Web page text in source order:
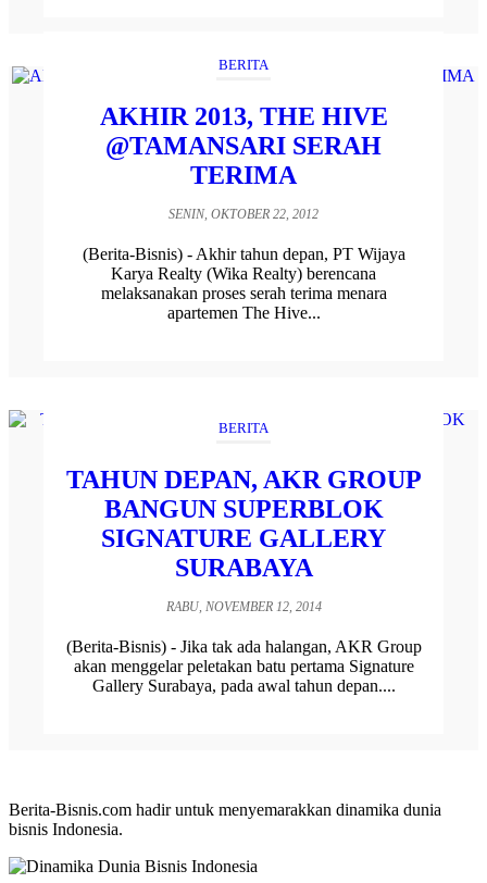
BERITA
AKHIR 2013, THE HIVE
@TAMANSARI SERAH
TERIMA
SENIN, OKTOBER 22, 2012
(Berita-Bisnis) - Akhir tahun depan, PT Wijaya
Karya Realty (Wika Realty) berencana
melaksanakan proses serah terima menara
apartemen The Hive...
BERITA
TAHUN DEPAN, AKR GROUP
BANGUN SUPERBLOK
SIGNATURE GALLERY
SURABAYA
RABU, NOVEMBER 12, 2014
(Berita-Bisnis) - Jika tak ada halangan, AKR Group
akan menggelar peletakan batu pertama Signature
Gallery Surabaya, pada awal tahun depan....
Berita-Bisnis.com hadir untuk menyemarakkan dinamika dunia
bisnis Indonesia.